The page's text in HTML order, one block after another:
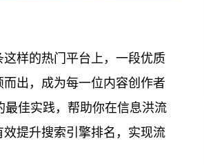
样的热门平台上，一段优质
出，成为每一位内容创作者
佳实践，帮助你在信息洪流
提升搜索引擎排名，实现流